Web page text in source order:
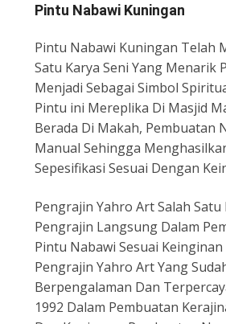
Pintu Nabawi Kuningan
Pintu Nabawi Kuningan Telah
Satu Karya Seni Yang Menarik
Menjadi Sebagai Simbol
Pintu ini Mereplika Di Masjid
Berada Di Makah, Pembuatan
Manual Sehingga
Sepesifikasi Sesuai Dengan
Pengrajin Yahro Art Salah
Pengrajin Langsung Dalam
Pintu Nabawi Sesuai Keinginan
Pengrajin Yahro Art Yang
Berpengalaman Dan
1992 Dalam Pembuatan